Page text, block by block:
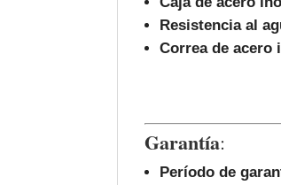
Resistencia al
Correa de acero
Garantía:
Período de